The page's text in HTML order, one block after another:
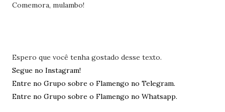
Comemora, mulambo!
Espero que você tenha gostado desse texto.
Segue no Instagram!
Entre no Grupo sobre o Flamengo no Telegram.
Entre no Grupo sobre o Flamengo no Whatsapp.